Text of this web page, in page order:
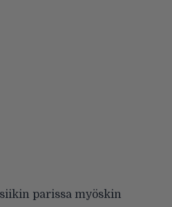
parissa myöskin